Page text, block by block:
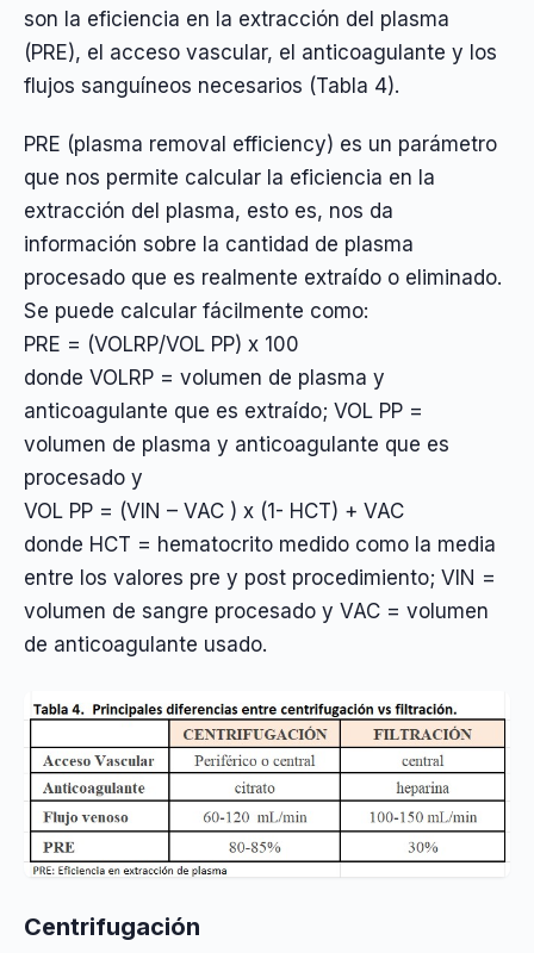
son la eficiencia en la extracción del plasma
(PRE), el acceso vascular, el anticoagulante y los
flujos sanguíneos necesarios (Tabla 4).
PRE (plasma removal efficiency) es un parámetro
que nos permite calcular la eficiencia en la
extracción del plasma, esto es, nos da
información sobre la cantidad de plasma
procesado que es realmente extraído o eliminado.
Se puede calcular fácilmente como:
PRE = (VOLRP/VOL PP) x 100
donde VOLRP = volumen de plasma y
anticoagulante que es extraído; VOL PP =
volumen de plasma y anticoagulante que es
procesado y
VOL PP = (VIN – VAC ) x (1- HCT) + VAC
donde HCT = hematocrito medido como la media
entre los valores pre y post procedimiento; VIN =
volumen de sangre procesado y VAC = volumen
de anticoagulante usado.
Centrifugación